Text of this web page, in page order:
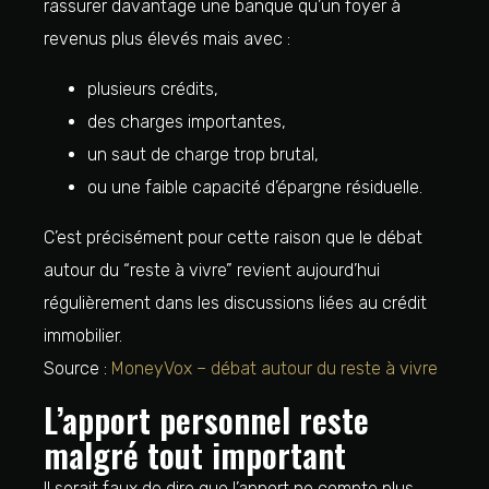
rassurer davantage une banque qu’un foyer à
revenus plus élevés mais avec :
plusieurs crédits,
des charges importantes,
un saut de charge trop brutal,
ou une faible capacité d’épargne résiduelle.
C’est précisément pour cette raison que le débat
autour du “reste à vivre” revient aujourd’hui
régulièrement dans les discussions liées au crédit
immobilier.
Source : MoneyVox – débat autour du reste à vivre
L’apport personnel reste
malgré tout important